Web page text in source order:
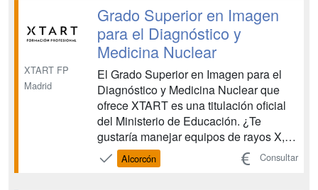
registros gráficos del cuerpo humano?
Para ello necesit...
XTART FP
Madrid
Grado Superior en Imagen
para el Diagnóstico y
Medicina Nuclear
El Grado Superior en Imagen para el
Diagnóstico y Medicina Nuclear que
ofrece XTART es una titulación oficial
del Ministerio de Educación. ¿Te
gustaría manejar equipos de rayos X,
de resonancia magnética y de medicina
nuclear? ¿Colaborar en la realización
Alcorcón Consultar